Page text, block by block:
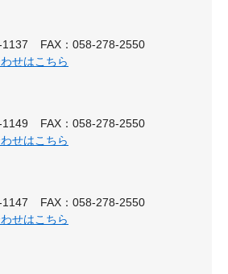
FAX：058-278-2550
せはこちら
FAX：058-278-2550
せはこちら
FAX：058-278-2550
せはこちら